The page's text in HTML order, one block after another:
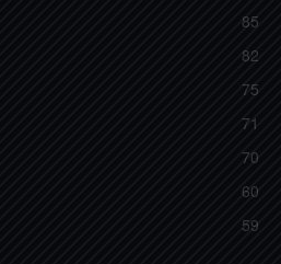
85
82
75
71
70
60
59